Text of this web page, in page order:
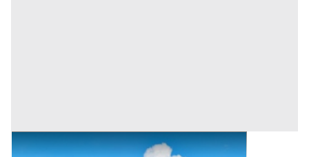
Opifici all'asta a Padova